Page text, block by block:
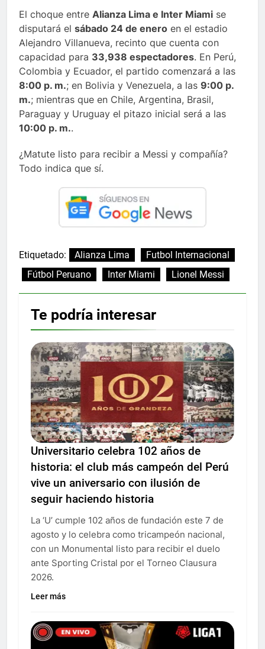
El choque entre Alianza Lima e Inter Miami se
disputará el sábado 24 de enero en el estadio
Alejandro Villanueva, recinto que cuenta con
capacidad para 33,938 espectadores. En Perú,
Colombia y Ecuador, el partido comenzará a las
8:00 p. m.; en Bolivia y Venezuela, a las 9:00 p.
m.; mientras que en Chile, Argentina, Brasil,
Paraguay y Uruguay el pitazo inicial será a las
10:00 p. m..
¿Matute listo para recibir a Messi y compañía?
Todo indica que sí.
Etiquetado: Alianza Lima
Futbol Internacional
Fútbol Peruano
Inter Miami Lionel Messi
Te podría interesar
Universitario celebra 102 años de
historia: el club más campeón del Perú
vive un aniversario con ilusión de
seguir haciendo historia
La ‘U’ cumple 102 años de fundación este 7 de
agosto y lo celebra como tricampeón nacional,
con un Monumental listo para recibir el duelo
ante Sporting Cristal por el Torneo Clausura
2026.
Leer más